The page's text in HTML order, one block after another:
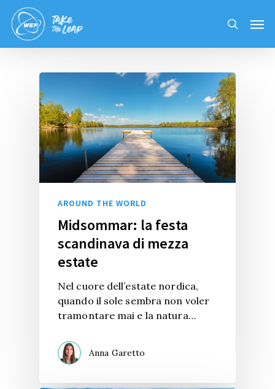
Skip
main
search
AROUND THE WORLD
Midsommar: la festa
scandinava di mezza
estate
Nel cuore dell’estate nordica,
quando il sole sembra non voler
tramontare mai e la natura…
Anna Garetto